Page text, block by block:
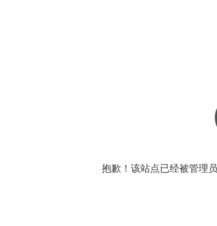
抱歉！该站点已经被管理